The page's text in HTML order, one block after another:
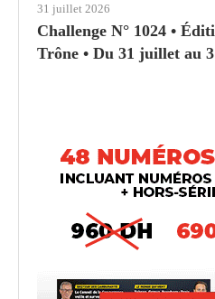
31 juillet 2026
Challenge N° 1024 •
Trône • Du 31 juillet au